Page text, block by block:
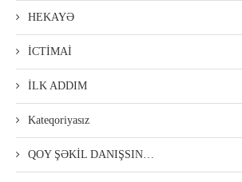
HEKAYƏ
İCTİMAİ
İLK ADDIM
Kateqoriyasız
QOY ŞƏKİL DANIŞSIN…